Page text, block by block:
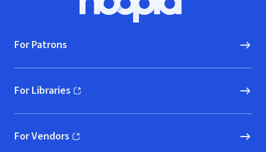
Hoopla logo, Go to homepage
For Patrons
For Libraries
(opens in new window)
For Vendors
(opens in new window)